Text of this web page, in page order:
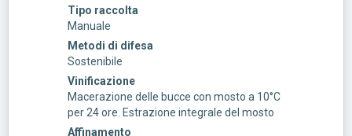
Tipo raccolta
Manuale
Metodi di difesa
Sostenibile
Vinificazione
Macerazione delle bucce con mosto a 10°C
per 24 ore. Estrazione integrale del mosto
Affinamento